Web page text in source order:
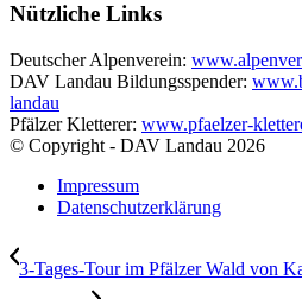
Nützliche Links
Deutscher Alpenverein:
DAV Landau Bildungsspender:
landau
Pfälzer Kletterer: www.pfaelzer-
© Copyright - DAV Landau 2026
Impressum
Datenschutzerklärung
3-Tages-Tour im Pfälzer Wald von